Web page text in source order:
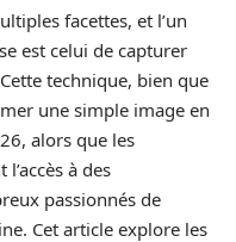
facettes, et l’un
est celui de capturer
technique, bien que
une simple image en
alors que les
à des
passionnés de
Cet article explore les